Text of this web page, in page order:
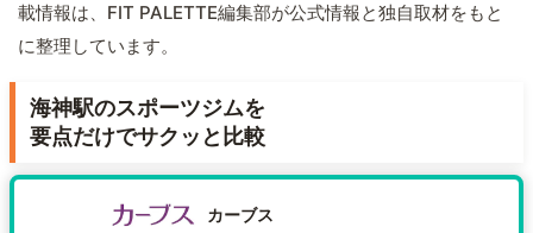
載情報は、FIT PALETTE編集部が公式情報と独自取材をもと
に整理しています。
海神駅のスポーツジムを
要点だけでサクッと比較
カーブス